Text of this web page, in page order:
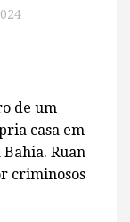
de um
casa em
Ruan
criminosos